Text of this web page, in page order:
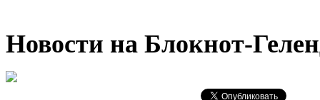
Новости на Блoкнoт-